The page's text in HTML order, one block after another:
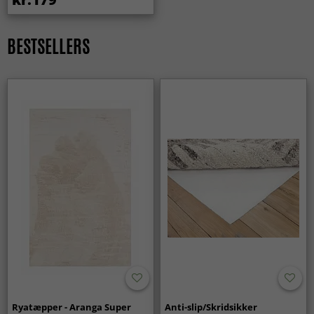
værdsætter dem netop for deres praktiske egenskaber i
Er kludetæpper et godt valg til familiehjem?
BESTSELLERS
Ryatæpper - Aranga Super
Anti-slip/Skridsikker